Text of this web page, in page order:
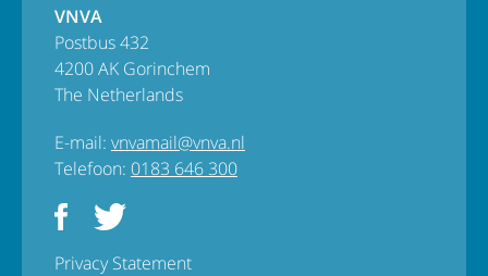
VNVA
Postbus 432
4200 AK Gorinchem
The Netherlands
E-mail: vnvamail@vnva.nl
Telefoon: 0183 646 300
Privacy Statement